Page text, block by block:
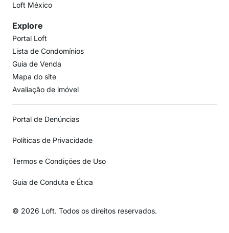
Loft México
Explore
Portal Loft
Lista de Condomínios
Guia de Venda
Mapa do site
Avaliação de imóvel
Portal de Denúncias
Políticas de Privacidade
Termos e Condições de Uso
Guia de Conduta e Ética
© 2026 Loft. Todos os direitos reservados.